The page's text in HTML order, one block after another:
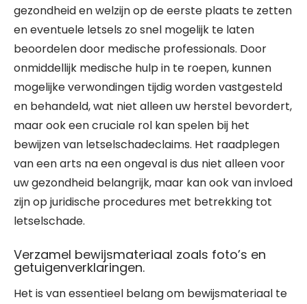
gezondheid en welzijn op de eerste plaats te zetten
en eventuele letsels zo snel mogelijk te laten
beoordelen door medische professionals. Door
onmiddellijk medische hulp in te roepen, kunnen
mogelijke verwondingen tijdig worden vastgesteld
en behandeld, wat niet alleen uw herstel bevordert,
maar ook een cruciale rol kan spelen bij het
bewijzen van letselschadeclaims. Het raadplegen
van een arts na een ongeval is dus niet alleen voor
uw gezondheid belangrijk, maar kan ook van invloed
zijn op juridische procedures met betrekking tot
letselschade.
Verzamel bewijsmateriaal zoals foto’s en
getuigenverklaringen.
Het is van essentieel belang om bewijsmateriaal te